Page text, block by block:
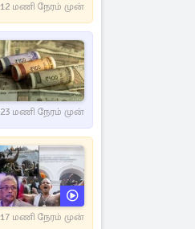
12 மணி நேரம் முன்
23 மணி நேரம் முன்
17 மணி நேரம் முன்